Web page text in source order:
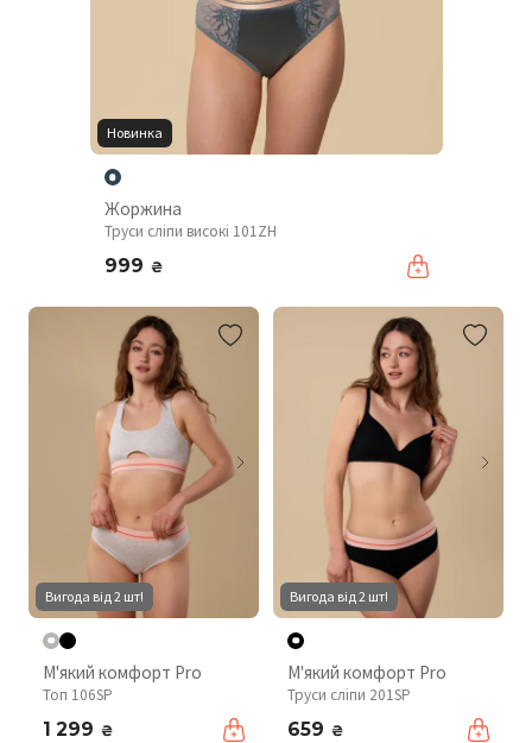
Новинка
Жоржина
Труси сліпи високі 101ZH
999 ₴
Вигода від 2 шт!
М'який комфорт Pro
Топ 106SP
1 299 ₴
Вигода від 2 шт!
М'який комфорт Pro
Труси сліпи 201SP
659 ₴